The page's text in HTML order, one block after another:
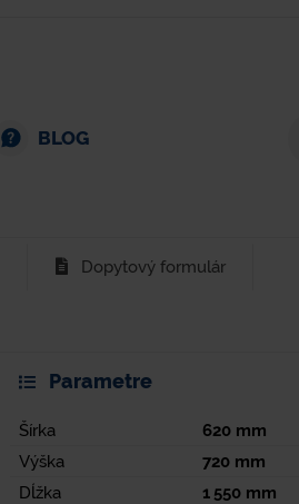
BLOG
Dopytový formulár
Parametre
Šírka 620 mm
Výška
720 mm
Dĺžka
1 550 mm